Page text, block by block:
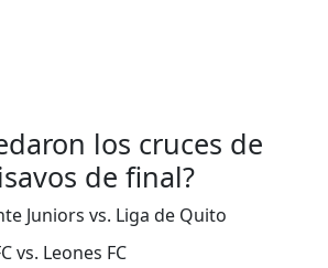
los cruces de
de final?
Juniors vs. Liga de Quito
vs. Leones FC